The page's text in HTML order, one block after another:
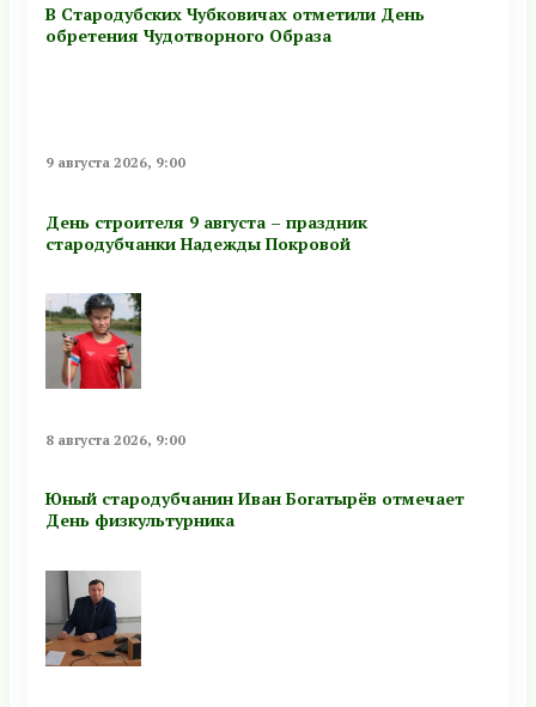
В Стародубских Чубковичах отметили День
обретения Чудотворного Образа
9 августа 2026, 9:00
День строителя 9 августа – праздник
стародубчанки Надежды Покровой
8 августа 2026, 9:00
Юный стародубчанин Иван Богатырёв отмечает
День физкультурника